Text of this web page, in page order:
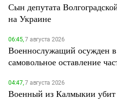
Сын депутата
на Украине
06:45,7 августа 2026
Военнослужащий осужден в
самовольное оставление
04:47,7 августа 2026
Военный из Калмыкии убит